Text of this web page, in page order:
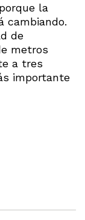
la
cambiando.
de
metros
a tres
importante